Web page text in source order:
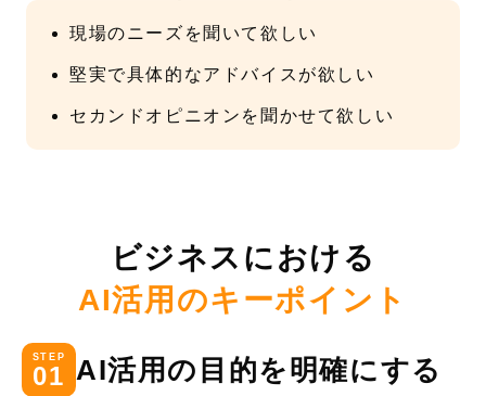
現場のニーズを聞いて欲しい
堅実で具体的なアドバイスが欲しい
セカンドオピニオンを聞かせて欲しい
ビジネスにおける
AI活用のキーポイント
STEP
01 AI活用の目的を明確にする